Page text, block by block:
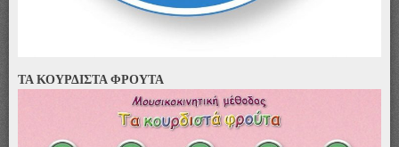
ΤΑ ΚΟΥΡΔΙΣΤΑ ΦΡΟΥΤΑ